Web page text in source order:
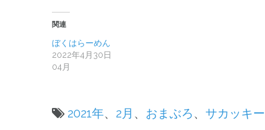
関連
ぼくはらーめん
2022年4月30日
04月
2021年、 2月 、 おまぶろ、 サカッキー